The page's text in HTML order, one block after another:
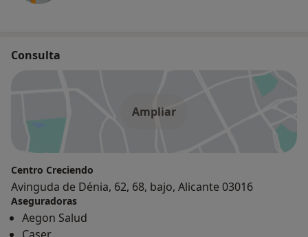
Consulta
Ampliar
Centro Creciendo
Avinguda de Dénia, 62, 68, bajo, Alicante 03016
Aseguradoras
Aegon Salud